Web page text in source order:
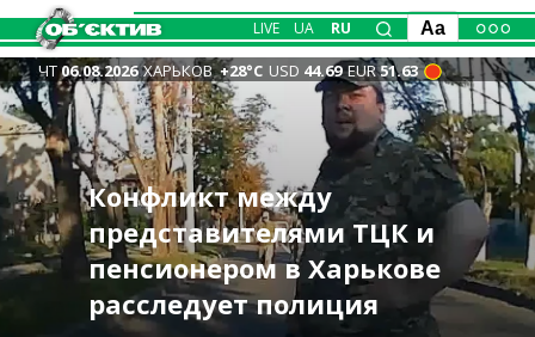
LIVE UA RU Aa
ЧТ06.08.2026 ХАРЬКОВ+28°С USD 44.69 EUR51.63
Конфликт между
представителями ТЦК и
пенсионером в Харькове
расследует полиция